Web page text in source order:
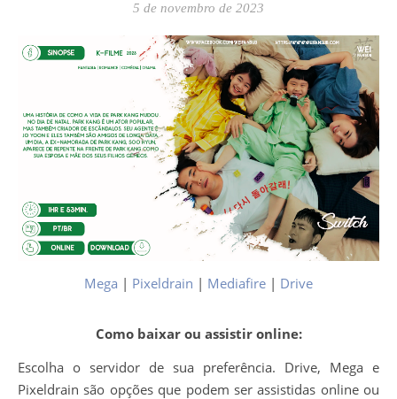
5 de novembro de 2023
Mega | Pixeldrain | Mediafire | Drive
Como baixar ou assistir online:
Escolha o servidor de sua preferência. Drive, Mega e
Pixeldrain são opções que podem ser assistidas online ou